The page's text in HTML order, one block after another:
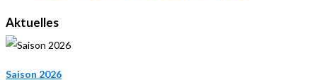
Aktuelles
Saison 2026